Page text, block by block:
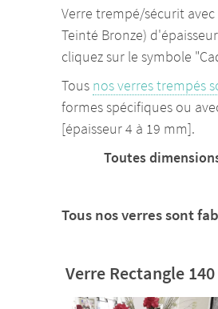
Verre trempé/sécurit
Teinté Bronze)
cliquez sur le symbole
Tous nos verres trempés
formes spécifiques ou
[épaisseur 4 à 19 mm].
Toutes
Tous nos verres sont
Verre Rectangle